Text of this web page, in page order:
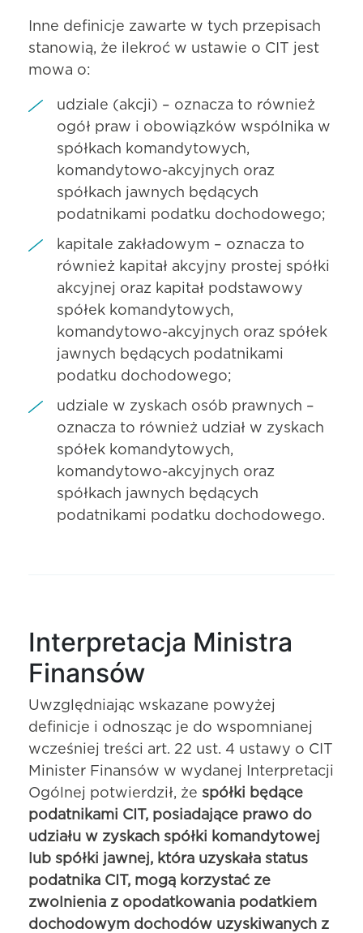
Inne definicje zawarte w tych przepisach
stanowią, że ilekroć w ustawie o CIT jest
mowa o:
udziale (akcji) – oznacza to również
ogół praw i obowiązków wspólnika w
spółkach komandytowych,
komandytowo-akcyjnych oraz
spółkach jawnych będących
podatnikami podatku dochodowego;
kapitale zakładowym – oznacza to
również kapitał akcyjny prostej spółki
akcyjnej oraz kapitał podstawowy
spółek komandytowych,
komandytowo-akcyjnych oraz spółek
jawnych będących podatnikami
podatku dochodowego;
udziale w zyskach osób prawnych –
oznacza to również udział w zyskach
spółek komandytowych,
komandytowo-akcyjnych oraz
spółkach jawnych będących
podatnikami podatku dochodowego.
Interpretacja Ministra
Finansów
Uwzględniając wskazane powyżej
definicje i odnosząc je do wspomnianej
wcześniej treści art. 22 ust. 4 ustawy o CIT
Minister Finansów w wydanej Interpretacji
Ogólnej potwierdził, że spółki będące
podatnikami CIT, posiadające prawo do
udziału w zyskach spółki komandytowej
lub spółki jawnej, która uzyskała status
podatnika CIT, mogą korzystać ze
zwolnienia z opodatkowania podatkiem
dochodowym dochodów uzyskiwanych z